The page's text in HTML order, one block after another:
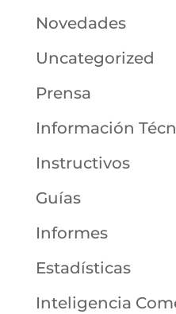
Novedades
Uncategorized
Prensa
Información
Instructivos
Guías
Informes
Estadísticas
Inteligencia